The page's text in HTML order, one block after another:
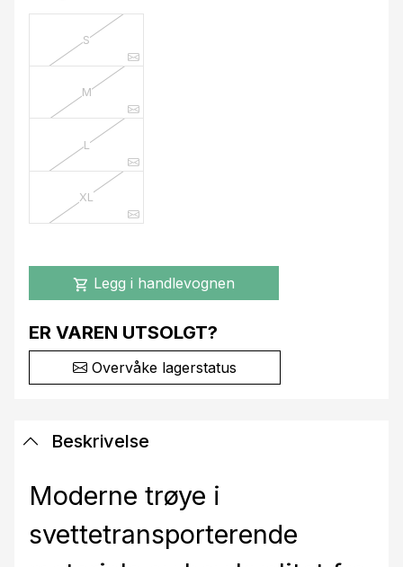
S
M
L
XL
shopping_cart Legg i handlevognen
ER VAREN UTSOLGT?
Overvåke lagerstatus
Beskrivelse
Moderne trøye i
svettetransporterende